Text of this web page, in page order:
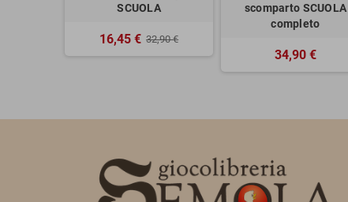
SCUOLA
16,45 € 32,90 €
scomparto SCUOLA
completo
34,90 €